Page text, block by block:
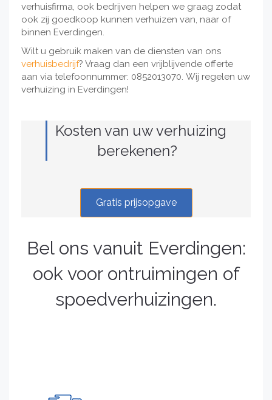
verhuisfirma, ook bedrijven helpen we graag zodat
ook zij goedkoop kunnen verhuizen van, naar of
binnen Everdingen.
Wilt u gebruik maken van de diensten van ons
verhuisbedrijf? Vraag dan een vrijblijvende offerte
aan via telefoonnummer: 0852013070. Wij regelen uw
verhuizing in Everdingen!
Kosten van uw verhuizing
berekenen?
Gratis prijsopgave
Bel ons vanuit Everdingen:
ook voor ontruimingen of
spoedverhuizingen.